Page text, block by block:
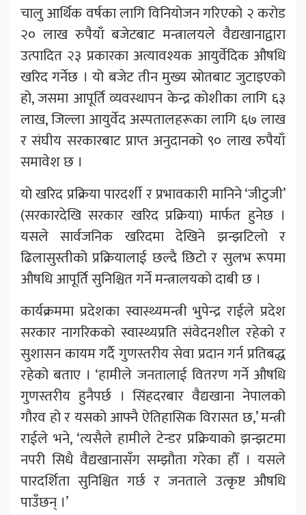
चालु आर्थिक वर्षका लागि विनियोजन गरिएको २ करोड
२० लाख रुपैयाँ बजेटबाट मन्त्रालयले वैद्यखानाद्वारा
उत्पादित २३ प्रकारका अत्यावश्यक आयुर्वेदिक औषधि
खरिद गर्नेछ । यो बजेट तीन मुख्य स्रोतबाट जुटाइएको
हो, जसमा आपूर्ति व्यवस्थापन केन्द्र कोशीका लागि ६३
लाख, जिल्ला आयुर्वेद अस्पतालहरूका लागि ६७ लाख
र संघीय सरकारबाट प्राप्त अनुदानको ९० लाख रुपैयाँ
समावेश छ ।
यो खरिद प्रक्रिया पारदर्शी र प्रभावकारी मानिने ‘जीटुजी’
(सरकारदेखि सरकार खरिद प्रक्रिया) मार्फत हुनेछ ।
यसले सार्वजनिक खरिदमा देखिने झन्झटिलो र
ढिलासुस्तीको प्रक्रियालाई छल्दै छिटो र सुलभ रूपमा
औषधि आपूर्ति सुनिश्चित गर्ने मन्त्रालयको दाबी छ ।
कार्यक्रममा प्रदेशका स्वास्थ्यमन्त्री भुपेन्द्र राईले प्रदेश
सरकार नागरिकको स्वास्थ्यप्रति संवेदनशील रहेको र
सुशासन कायम गर्दै गुणस्तरीय सेवा प्रदान गर्न प्रतिबद्ध
रहेको बताए । ‘हामीले जनतालाई वितरण गर्ने औषधि
गुणस्तरीय हुनैपर्छ । सिंहदरबार वैद्यखाना नेपालको
गौरव हो र यसको आफ्नै ऐतिहासिक विरासत छ,’ मन्त्री
राईले भने, ‘त्यसैले हामीले टेन्डर प्रक्रियाको झन्झटमा
नपरी सिधै वैद्यखानासँग सम्झौता गरेका हौँ । यसले
पारदर्शिता सुनिश्चित गर्छ र जनताले उत्कृष्ट औषधि
पाउँछन् ।’